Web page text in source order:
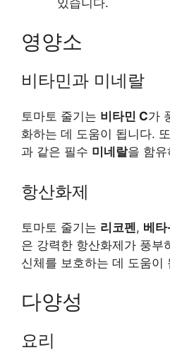
영양소
비타민과 미네랄
토마토 줄기는 비타민 C가
화하는 데 도움이 됩니다.
과 같은 필수 미네랄을 함
항산화제
토마토 줄기는 리코펜, 베
은 강력한 항산화제가 풍부
신체를 보호하는 데 도움이
다양성
요리